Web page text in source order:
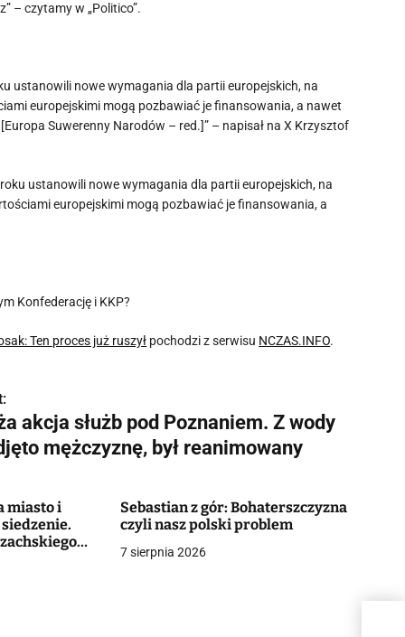
– czytamy w „Politico”.
ustanowili nowe wymagania dla partii europejskich, na
europejskimi mogą pozbawiać je finansowania, a nawet
Suwerenny Narodów – red.]” – napisał na X Krzysztof
ustanowili nowe wymagania dla partii europejskich, na
europejskimi mogą pozbawiać je finansowania, a
Konfederację i KKP?
Ten proces już ruszył pochodzi z serwisu NCZAS.INFO.
akcja służb pod Poznaniem. Z wody
mężczyznę, był reanimowany
miasto i
Sebastian z gór: Bohaterszczyzna
czyli nasz polski problem
7 sierpnia 2026